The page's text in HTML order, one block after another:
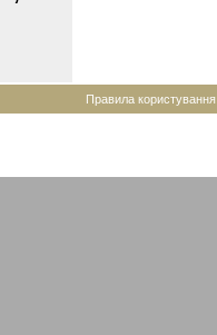
Правила користування